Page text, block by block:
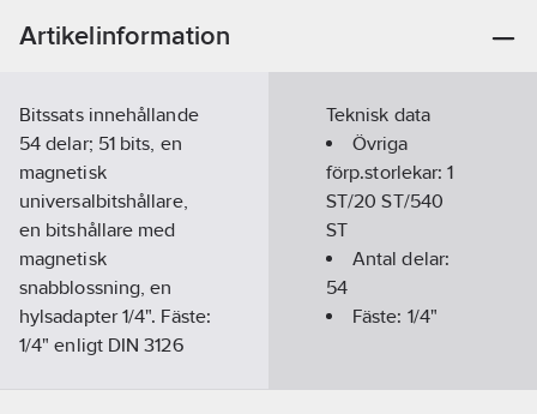
Artikelinformation
Bitssats innehållande
54 delar; 51 bits, en
magnetisk
universalbitshållare,
en bitshållare med
magnetisk
snabblossning, en
hylsadapter 1/4". Fäste:
1/4" enligt DIN 3126
Teknisk data
Övriga
förp.storlekar:1
ST/20 ST/540
ST
Antal delar:
54
Fäste: 1/4"